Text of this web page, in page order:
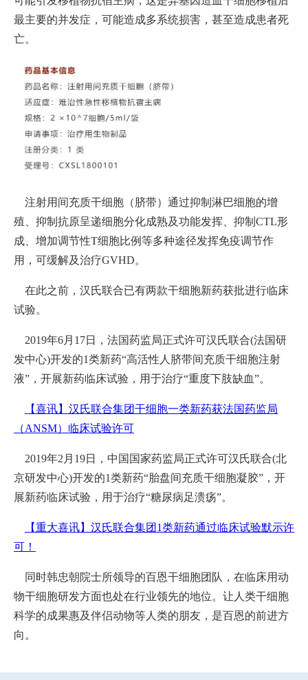
最主要的并发症，可能造成多系统损害，甚至造成患者死
亡。
注射用间充质干细胞（脐带）通过抑制淋巴细胞的增
殖、抑制抗原呈递细胞分化成熟及功能发挥、抑制CTL形
成、增加调节性T细胞比例等多种途径发挥免疫调节作
用，可缓解及治疗GVHD。
在此之前，汉氏联合已有两款干细胞新药获批进行临床
试验。
2019年6月17日，法国药监局正式许可汉氏联合(法国研
发中心)开发的1类新药“高活性人脐带间充质干细胞注射
液”，开展新药临床试验，用于治疗“重度下肢缺血”。
【喜讯】汉氏联合集团干细胞一类新药获法国药监局
（ANSM）临床试验许可
2019年2月19日，中国国家药监局正式许可汉氏联合(北
京研发中心)开发的1类新药“胎盘间充质干细胞凝胶”，开
展新药临床试验，用于治疗“糖尿病足溃疡”。
【重大喜讯】汉氏联合集团1类新药通过临床试验默示许
可！
同时韩忠朝院士所领导的百恩干细胞团队，在临床用动
物干细胞研发方面也处在行业领先的地位。让人类干细胞
科学的成果惠及伴侣动物等人类的朋友，是百恩的前进方
向。